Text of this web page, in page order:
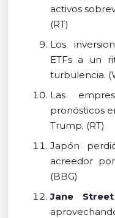
activos
(RT)
Los
ETFs a un
turbulencia.
Las
pronósticos
Trump. (RT)
Japón
acreedor
(BBG)
Jane Street